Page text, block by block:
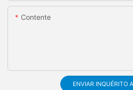
Contente
ENVIAR INQUÉRITO